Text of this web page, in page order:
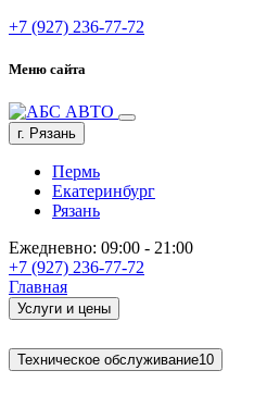
+7 (927) 236-77-72
Меню сайта
г. Рязань
Пермь
Екатеринбург
Рязань
Ежедневно: 09:00 - 21:00
+7 (927) 236-77-72
Главная
Услуги и цены
Техническое обслуживание10